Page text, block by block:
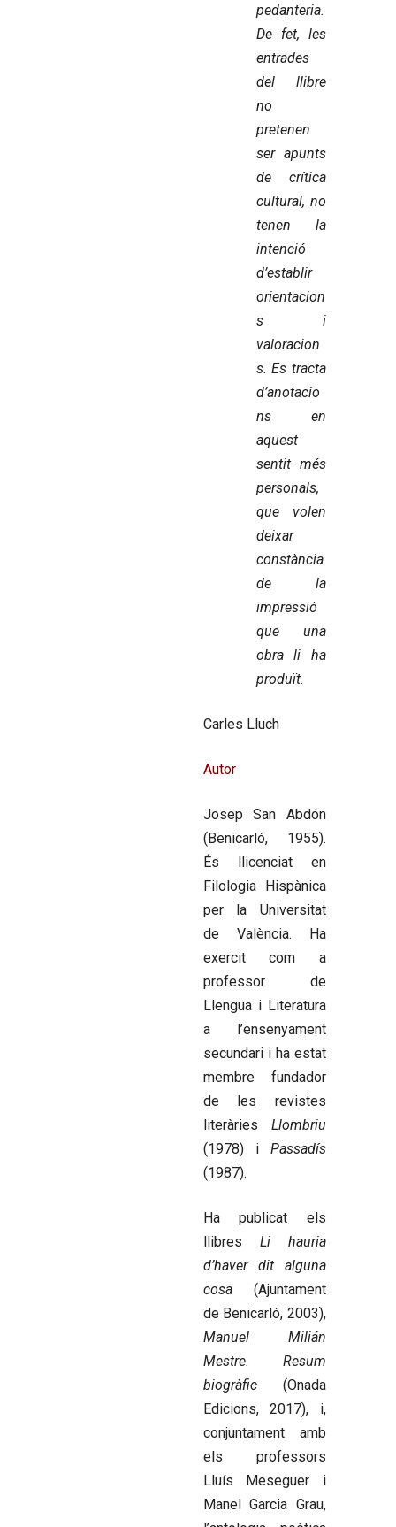
pedanteria.
De fet, les
entrades
del llibre
no
pretenen
ser apunts
de crítica
cultural, no
tenen la
intenció
d’establir
orientacion
s i
valoracion
s. Es tracta
d’anotacio
ns en
aquest
sentit més
personals,
que volen
deixar
constància
de la
impressió
que una
obra li ha
produït.
Carles Lluch
Autor
Josep San Abdón
(Benicarló, 1955).
És llicenciat en
Filologia Hispànica
per la Universitat
de València. Ha
exercit com a
professor de
Llengua i Literatura
a l’ensenyament
secundari i ha estat
membre fundador
de les revistes
literàries Llombriu
(1978) i Passadís
(1987).
Ha publicat els
llibres Li hauria
d’haver dit alguna
cosa(Ajuntament
de Benicarló, 2003),
Manuel Milián
Mestre. Resum
biogràfic(Onada
Edicions, 2017), i,
conjuntament amb
els professors
Lluís Meseguer i
Manel Garcia Grau,